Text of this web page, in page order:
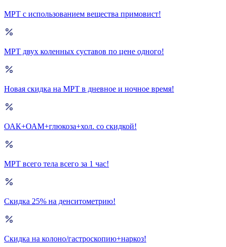
МРТ с использованием вещества примовист!
МРТ двух коленных суставов по цене одного!
Новая скидка на МРТ в дневное и ночное время!
ОАК+ОАМ+глюкоза+хол. со скидкой!
МРТ всего тела всего за 1 час!
Скидка 25% на денситометрию!
Скидка на колоно/гастроскопию+наркоз!